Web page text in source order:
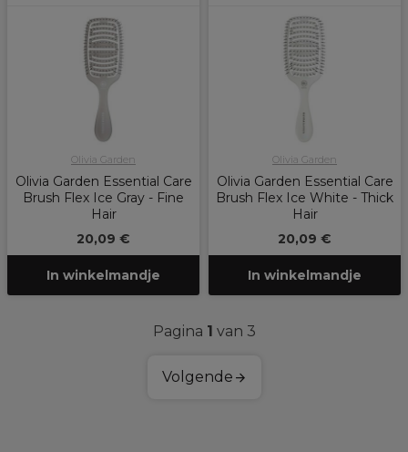
Olivia Garden
Olivia Garden Essential Care
Brush Flex Ice Gray - Fine
Hair
20,09 €
In winkelmandje
Olivia Garden
Olivia Garden Essential Care
Brush Flex Ice White - Thick
Hair
20,09 €
In winkelmandje
Pagina 1 van 3
Volgende